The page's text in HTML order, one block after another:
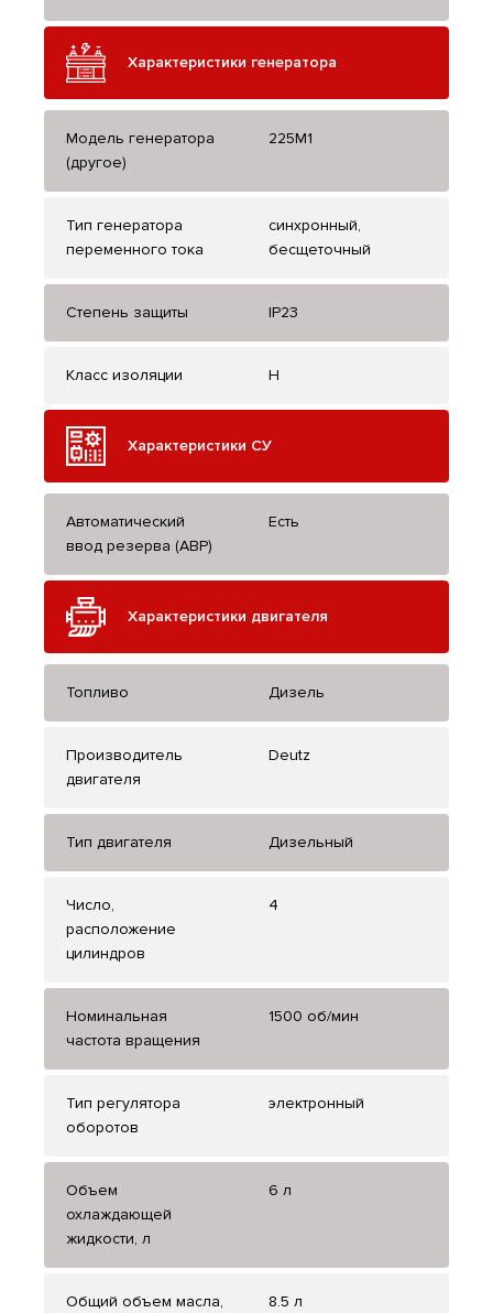
Характеристики генератора
Модель генератора
(другое)
225M1
Тип генератора
переменного тока
синхронный,
бесщеточный
Степень защиты IP23
Класс изоляции H
Характеристики СУ
Автоматический
ввод резерва (АВР)
Есть
Характеристики двигателя
Топливо Дизель
Производитель
двигателя
Deutz
Тип двигателя Дизельный
Число,
расположение
цилиндров
4
Номинальная
частота вращения
1500 об/мин
Тип регулятора
оборотов
электронный
Объем
охлаждающей
жидкости, л
6 л
Общий объем масла,
8.5 л